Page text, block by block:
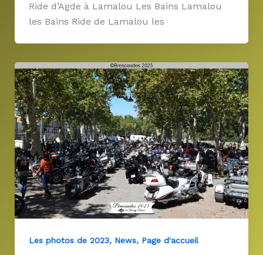
Ride d’Agde à Lamalou Les Bains Lamalou
les Bains Ride de Lamalou les
Les photos de 2023, News, Page d'accueil